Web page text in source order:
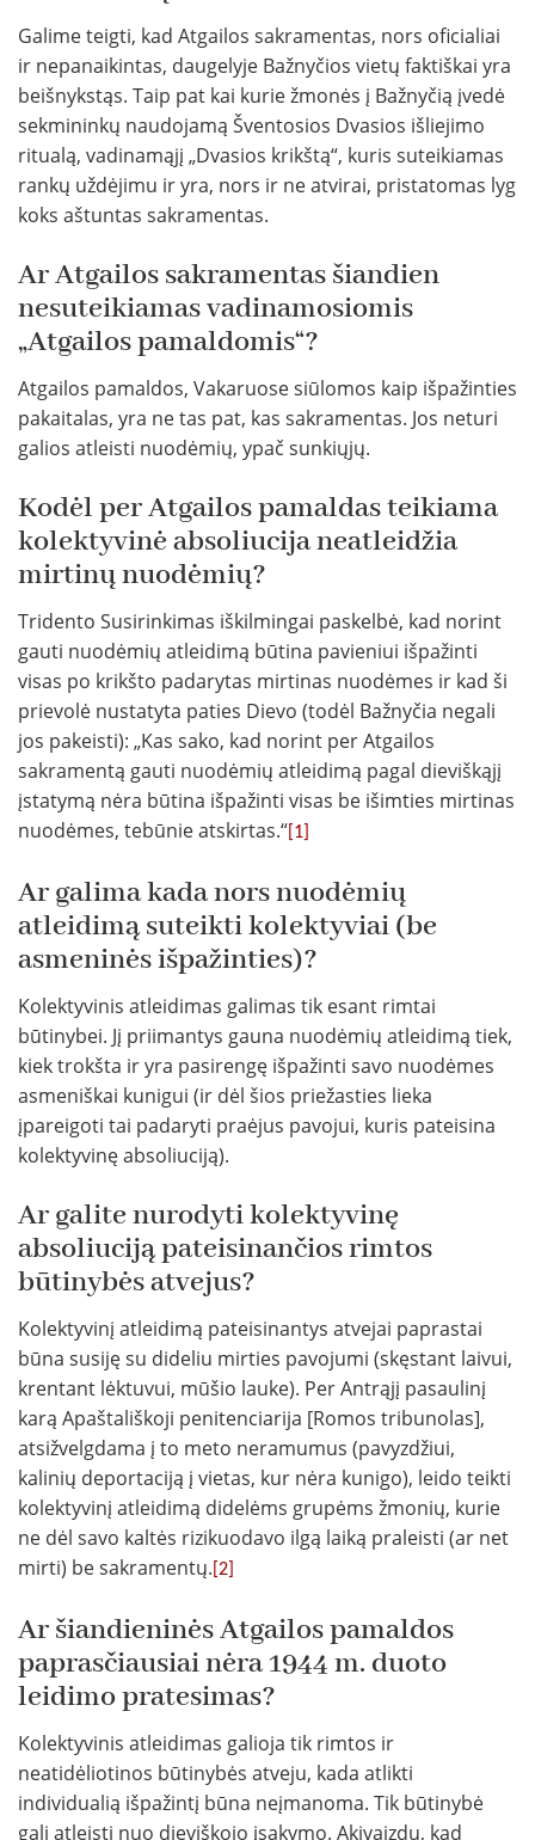
Galime teigti, kad Atgailos sakramentas, nors oficialiai
ir nepanaikintas, daugelyje Bažnyčios vietų faktiškai yra
beišnykstąs. Taip pat kai kurie žmonės į Bažnyčią įvedė
sekmininkų naudojamą Šventosios Dvasios išliejimo
ritualą, vadinamąjį „Dvasios krikštą“, kuris suteikiamas
rankų uždėjimu ir yra, nors ir ne atvirai, pristatomas lyg
koks aštuntas sakramentas.
Ar Atgailos sakramentas šiandien
nesuteikiamas vadinamosiomis
„Atgailos pamaldomis“?
Atgailos pamaldos, Vakaruose siūlomos kaip išpažinties
pakaitalas, yra ne tas pat, kas sakramentas. Jos neturi
galios atleisti nuodėmių, ypač sunkiųjų.
Kodėl per Atgailos pamaldas teikiama
kolektyvinė absoliucija neatleidžia
mirtinų nuodėmių?
Tridento Susirinkimas iškilmingai paskelbė, kad norint
gauti nuodėmių atleidimą būtina pavieniui išpažinti
visas po krikšto padarytas mirtinas nuodėmes ir kad ši
prievolė nustatyta paties Dievo (todėl Bažnyčia negali
jos pakeisti): „Kas sako, kad norint per Atgailos
sakramentą gauti nuodėmių atleidimą pagal dieviškąjį
įstatymą nėra būtina išpažinti visas be išimties mirtinas
nuodėmes, tebūnie atskirtas.“ [1]
Ar galima kada nors nuodėmių
atleidimą suteikti kolektyviai (be
asmeninės išpažinties)?
Kolektyvinis atleidimas galimas tik esant rimtai
būtinybei. Jį priimantys gauna nuodėmių atleidimą tiek,
kiek trokšta ir yra pasirengę išpažinti savo nuodėmes
asmeniškai kunigui (ir dėl šios priežasties lieka
įpareigoti tai padaryti praėjus pavojui, kuris pateisina
kolektyvinę absoliuciją).
Ar galite nurodyti kolektyvinę
absoliuciją pateisinančios rimtos
būtinybės atvejus?
Kolektyvinį atleidimą pateisinantys atvejai paprastai
būna susiję su dideliu mirties pavojumi (skęstant laivui,
krentant lėktuvui, mūšio lauke). Per Antrąjį pasaulinį
karą Apaštališkoji penitenciarija [Romos tribunolas],
atsižvelgdama į to meto neramumus (pavyzdžiui,
kalinių deportaciją į vietas, kur nėra kunigo), leido teikti
kolektyvinį atleidimą didelėms grupėms žmonių, kurie
ne dėl savo kaltės rizikuodavo ilgą laiką praleisti (ar net
mirti) be sakramentų. [2]
Ar šiandieninės Atgailos pamaldos
paprasčiausiai nėra 1944 m. duoto
leidimo pratesimas?
Kolektyvinis atleidimas galioja tik rimtos ir
neatidėliotinos būtinybės atveju, kada atlikti
individualią išpažintį būna neįmanoma. Tik būtinybė
gali atleisti nuo dieviškojo įsakymo. Akivaizdu, kad